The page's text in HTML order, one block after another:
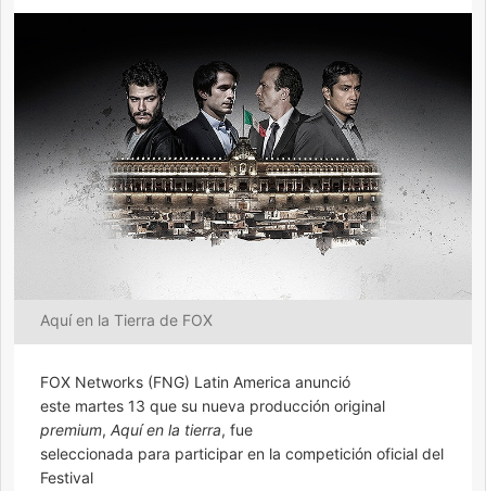
Aquí en la Tierra de FOX
FOX Networks (FNG) Latin America anunció
este martes 13 que su nueva producción original
premium, Aquí en la tierra, fue
seleccionada para participar en la competición oficial del
Festival